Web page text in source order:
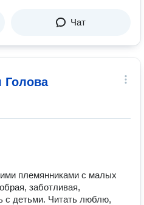
Чат
Голова
племянниками с малых
заботливая,
с детьми. Читать люблю,